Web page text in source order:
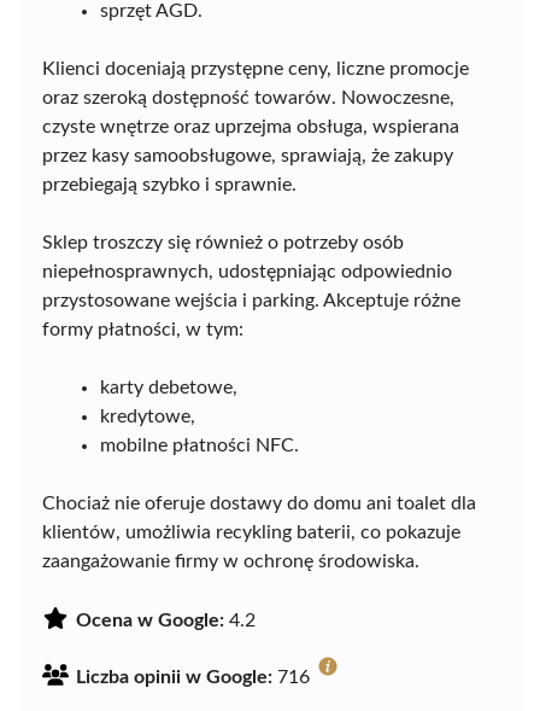
sprzęt AGD.
Klienci doceniają przystępne ceny, liczne promocje
oraz szeroką dostępność towarów. Nowoczesne,
czyste wnętrze oraz uprzejma obsługa, wspierana
przez kasy samoobsługowe, sprawiają, że zakupy
przebiegają szybko i sprawnie.
Sklep troszczy się również o potrzeby osób
niepełnosprawnych, udostępniając odpowiednio
przystosowane wejścia i parking. Akceptuje różne
formy płatności, w tym:
karty debetowe,
kredytowe,
mobilne płatności NFC.
Chociaż nie oferuje dostawy do domu ani toalet dla
klientów, umożliwia recykling baterii, co pokazuje
zaangażowanie firmy w ochronę środowiska.
Ocena w Google: 4.2
Liczba opinii w Google: 716